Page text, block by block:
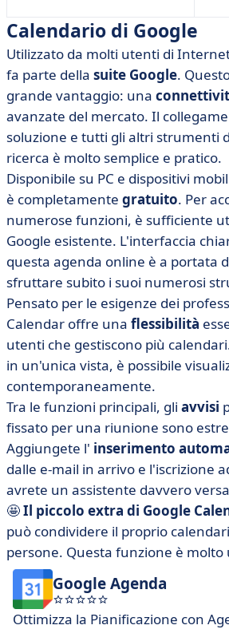
Calendario di Google
Utilizzato da molti utenti di
fa parte della suite Google.
grande vantaggio: una
avanzate del mercato. Il
soluzione e tutti gli altri strumenti
ricerca è molto semplice e pratico.
Disponibile su PC e dispositivi
è completamente gratuito. Per
numerose funzioni, è sufficiente
Google esistente. L'interfaccia
questa agenda online è a portata
sfruttare subito i suoi numerosi
Pensato per le esigenze dei
Calendar offre una flessibilità
utenti che gestiscono più
in un'unica vista, è possibile
contemporaneamente.
Tra le funzioni principali, gli avvisi
fissato per una riunione sono
Aggiungete l' inserimento
dalle e-mail in arrivo e l'iscrizione
avrete un assistente davvero
🤩Il piccolo extra di Google
può condividere il proprio
persone. Questa funzione è molto
Google Agenda
Ottimizza la Pianificazione con